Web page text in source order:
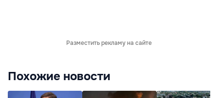
Разместить рекламу на сайте
Похожие новости